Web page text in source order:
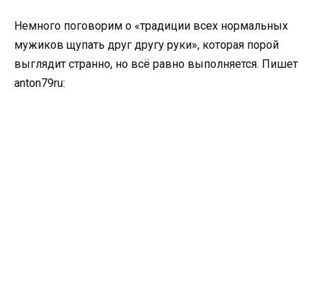
Немного поговорим о «традиции всех нормальных
мужиков щупать друг другу руки», которая порой
выглядит странно, но всё равно выполняется. Пишет
anton79ru: